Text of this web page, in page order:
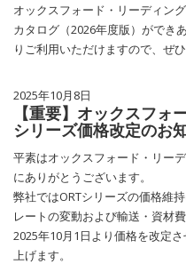
オックスフォード・リーディン
カタログ（2026年度版）ができ
りご利用いただけますので、ぜひ
2025年10月8日
【重要】オックスフォ
シリーズ価格改定のお
平素はオックスフォード・リー
にありがとうございます。
弊社ではORTシリーズの価格維
レートの変動および輸送・資材
2025年10月1日より価格を改定
上げます。